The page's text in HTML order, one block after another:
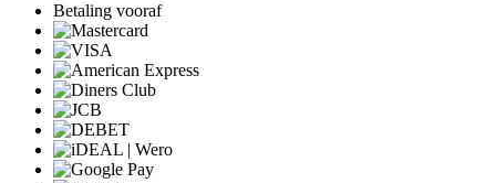
Betaling vooraf